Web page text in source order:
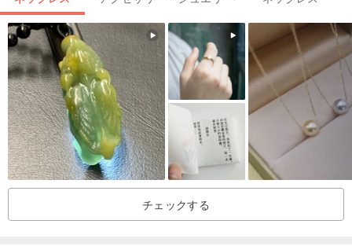
の製品は、購入する前に上記の条件を満たしている必要がありま
す。
使用とメンテナンス
14Kゴールドクラッドは、ブロンズまたは他の卑金属と恒久的に結
合された14K高圧高温の層です。純金の優れた延性は、純金層と胚
層を恒久的に結合するために使用されます。
特徴：耐久性のあるゴールドは一生持続し、純粋なKゴールドとほ
とんど違いはありません。高品質のゴールドで覆われたジュエリー
の品質は本物のゴールドのジュエリーに匹敵し、価格は本物のゴー
チェックする